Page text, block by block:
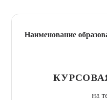
Наименование
на